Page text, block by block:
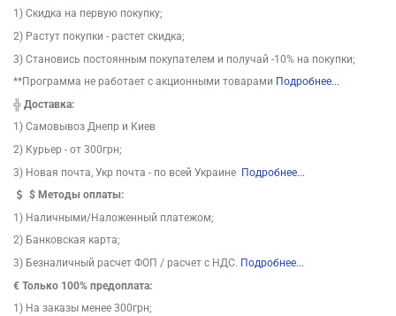
1) Скидка на первую покупку;
2) Растут покупки - растет скидка;
3) Становись постоянным покупателем и получай -10% на покупки;
**Программа не работает с акционными товарами Подробнее...
╬ Доставка:
1) Самовывоз Днепр и Киев
2) Курьер - от 300грн;
3) Новая почта, Укр почта - по всей Украине Подробнее...
$ Методы оплаты:
1) Наличными/Наложенный платежом;
2) Банковская карта;
3) Безналичный расчет ФОП / расчет с НДС. Подробнее...
€ Только 100% предоплата:
1) На заказы менее 300грн;